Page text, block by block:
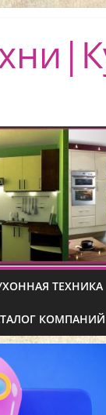
ТЕХНИКА
КОМПАНИЙ